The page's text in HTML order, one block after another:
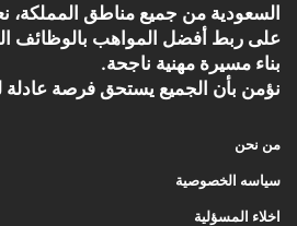
السعودية من جميع مناطق المملكة،
على ربط أفضل المواهب بالوظائف
بناء مسيرة مهنية ناجحة.
نؤمن بأن الجميع يستحق فرصة عادلة
من نحن
سياسه الخصوصية
اخلاء المسؤلية